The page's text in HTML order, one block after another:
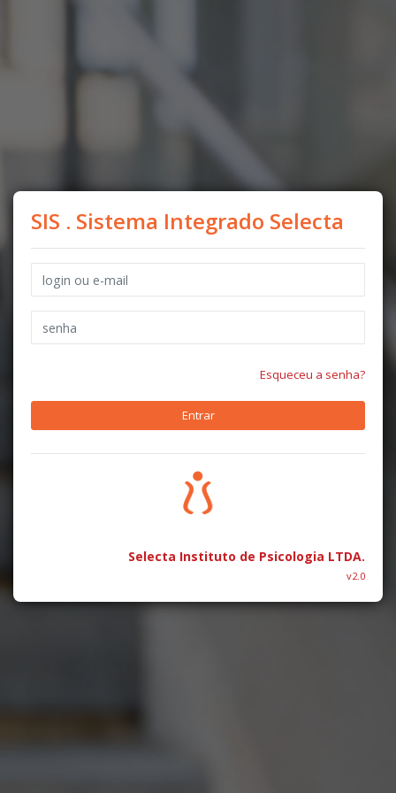
SIS . Sistema Integrado Selecta
Esqueceu a senha?
Selecta Instituto de Psicologia LTDA.
v2.0